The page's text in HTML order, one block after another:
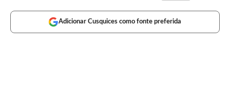
Adicionar Cusquices como fonte preferida